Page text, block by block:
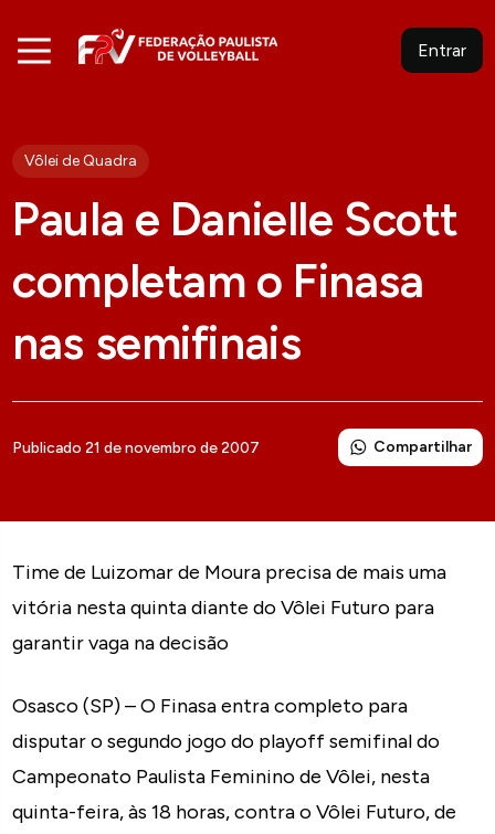
Entrar
Vôlei de Quadra
Paula e Danielle Scott
completam o Finasa
nas semifinais
Publicado 21 de novembro de 2007 Compartilhar
Time de Luizomar de Moura precisa de mais uma
vitória nesta quinta diante do Vôlei Futuro para
garantir vaga na decisão
Osasco (SP) – O Finasa entra completo para
disputar o segundo jogo do playoff semifinal do
Campeonato Paulista Feminino de Vôlei, nesta
quinta-feira, às 18 horas, contra o Vôlei Futuro, de